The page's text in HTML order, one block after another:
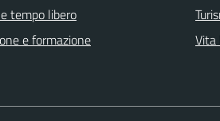
tempo libero
e formazione
Vita